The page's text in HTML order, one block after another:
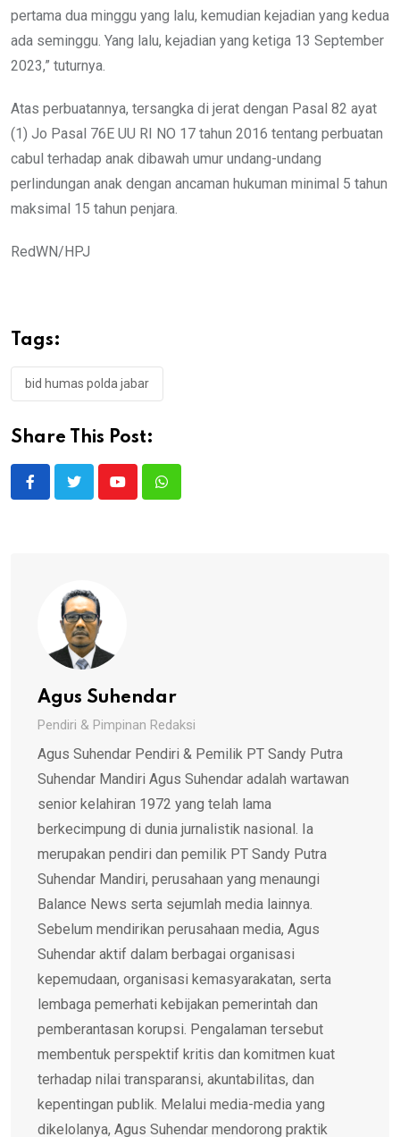
pertama dua minggu yang lalu, kemudian kejadian yang kedua
ada seminggu. Yang lalu, kejadian yang ketiga 13 September
2023,” tuturnya.
Atas perbuatannya, tersangka di jerat dengan Pasal 82 ayat
(1) Jo Pasal 76E UU RI NO 17 tahun 2016 tentang perbuatan
cabul terhadap anak dibawah umur undang-undang
perlindungan anak dengan ancaman hukuman minimal 5 tahun
maksimal 15 tahun penjara.
RedWN/HPJ
Tags:
bid humas polda jabar
Share This Post:
YoutubeWhatsapp
Agus Suhendar
Pendiri & Pimpinan Redaksi
Agus Suhendar Pendiri & Pemilik PT Sandy Putra
Suhendar Mandiri Agus Suhendar adalah wartawan
senior kelahiran 1972 yang telah lama
berkecimpung di dunia jurnalistik nasional. Ia
merupakan pendiri dan pemilik PT Sandy Putra
Suhendar Mandiri, perusahaan yang menaungi
Balance News serta sejumlah media lainnya.
Sebelum mendirikan perusahaan media, Agus
Suhendar aktif dalam berbagai organisasi
kepemudaan, organisasi kemasyarakatan, serta
lembaga pemerhati kebijakan pemerintah dan
pemberantasan korupsi. Pengalaman tersebut
membentuk perspektif kritis dan komitmen kuat
terhadap nilai transparansi, akuntabilitas, dan
kepentingan publik. Melalui media-media yang
dikelolanya, Agus Suhendar mendorong praktik